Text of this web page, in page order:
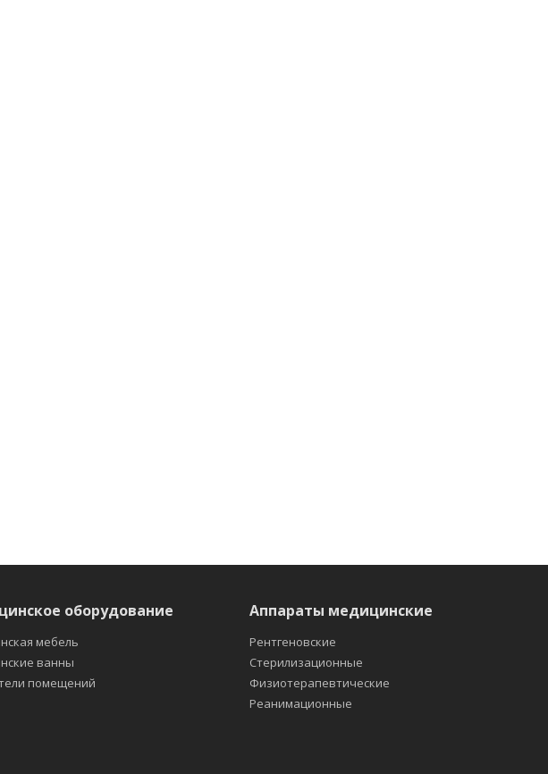
оборудование
мебель
ванны
помещений
Аппараты медицинские
Рентгеновские
Стерилизационные
Физиотерапевтические
Реанимационные